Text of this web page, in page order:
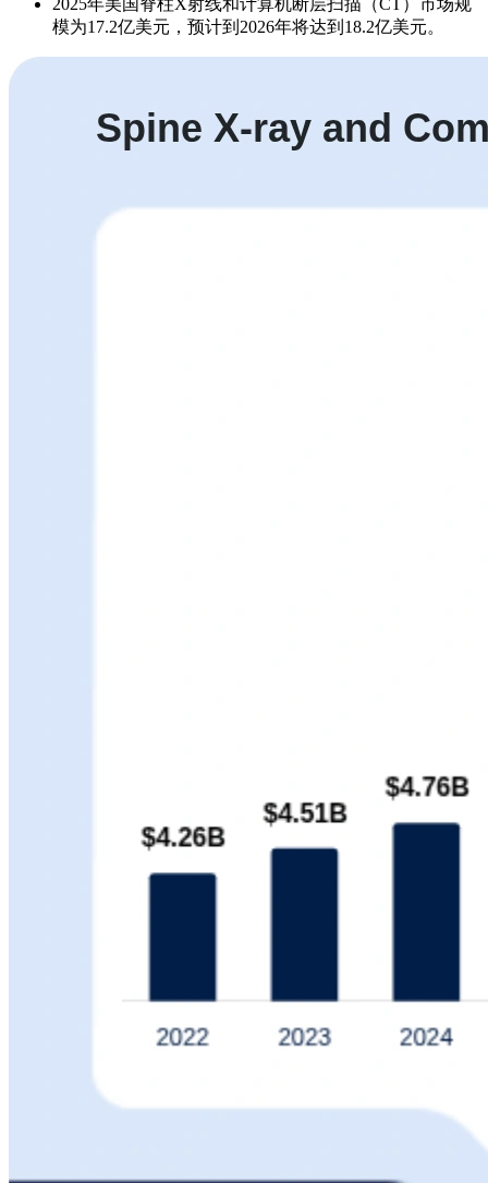
2025年美国脊柱X射线和计算机断层扫描（CT）市场规
模为17.2亿美元，预计到2026年将达到18.2亿美元。